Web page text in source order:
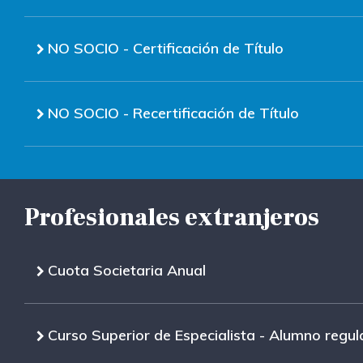
NO SOCIO - Certificación de Título
NO SOCIO - Recertificación de Título
Profesionales extranjeros
Cuota Societaria Anual
Curso Superior de Especialista - Alumno